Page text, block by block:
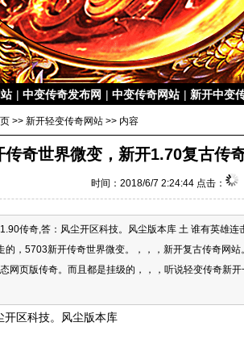
| 中变传奇发布网 | 中变传奇网站 | 新开中变
>> 新开轻变传奇网站 >> 内容
传奇世界微变，新开1.70复古
时间：2018/6/7 2:24:44 点击：
1.90传奇,答：风尘开区科技。风尘版本库 土 谁有英雄
的，5703新开传奇世界微变。，，，新开复古传奇网
网页版传奇。而且都是挂级的，，，听说轻变传奇新
开区科技。风尘版本库